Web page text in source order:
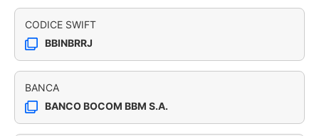
CODICE SWIFT
BBINBRRJ
BANCA
BANCO BOCOM BBM S.A.